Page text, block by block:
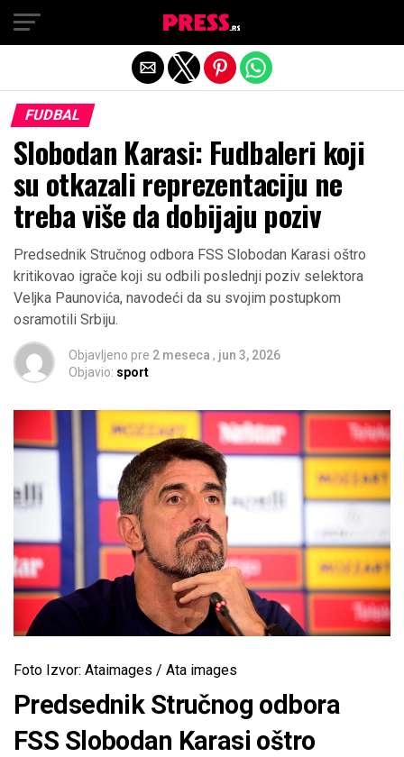
FUDBAL
Slobodan Karasi: Fudbaleri koji
su otkazali reprezentaciju ne
treba više da dobijaju poziv
Predsednik Stručnog odbora FSS Slobodan Karasi oštro
kritikovao igrače koji su odbili poslednji poziv selektora
Veljka Paunovića, navodeći da su svojim postupkom
osramotili Srbiju.
Objavljeno pre 2 meseca , jun 3, 2026
Objavio: sport
Foto Izvor: Ataimages / Ata images
Predsednik Stručnog odbora
FSS Slobodan Karasi oštro
Exit mobile version